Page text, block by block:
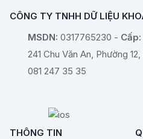
CÔNG TY TNHH DỮ LIỆU
MSDN: 0317765230 - Cấp:
241 Chu Văn An, Phường
081 247 35 35
THÔNG TIN